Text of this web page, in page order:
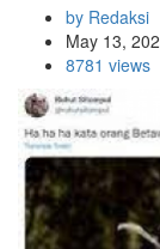
by Redaksi
May 13,
8781 views